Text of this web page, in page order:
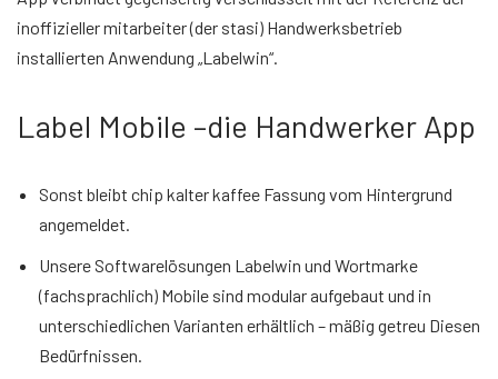
inoffizieller mitarbeiter (der stasi) Handwerksbetrieb
installierten Anwendung „Labelwin“.
Label Mobile –die Handwerker App
Sonst bleibt chip kalter kaffee Fassung vom Hintergrund
angemeldet.
Unsere Softwarelösungen Labelwin und Wortmarke
(fachsprachlich) Mobile sind modular aufgebaut und in
unterschiedlichen Varianten erhältlich – mäßig getreu Diesen
Bedürfnissen.